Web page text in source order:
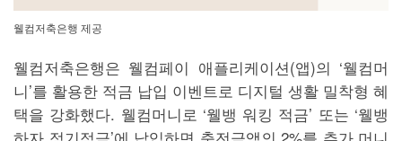
웰컴저축은행 제공
웰컴저축은행은 웰컴페이 애플리케이션(앱)의 ‘웰컴머
니’를 활용한 적금 납입 이벤트로 디지털 생활 밀착형 혜
택을 강화했다. 웰컴머니로 ‘웰뱅 워킹 적금’ 또는 ‘웰뱅